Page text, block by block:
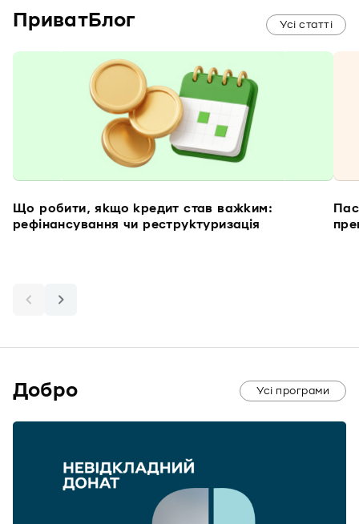
ПриватБлог Усі статті
Що робити, якщо кредит став важким:
рефінансування чи реструктуризація
Добро Усі програми